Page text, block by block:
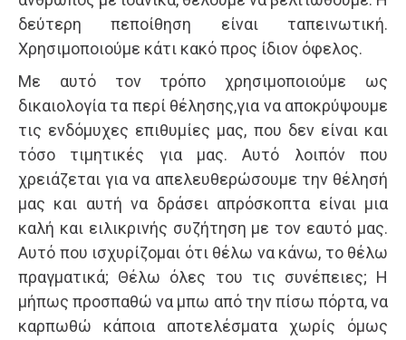
δεύτερη πεποίθηση είναι ταπεινωτική.
Χρησιμοποιούμε κάτι κακό προς ίδιον όφελος.
Με αυτό τον τρόπο χρησιμοποιούμε ως
δικαιολογία τα περί θέλησης,για να αποκρύψουμε
τις ενδόμυχες επιθυμίες μας, που δεν είναι και
τόσο τιμητικές για μας. Αυτό λοιπόν που
χρειάζεται για να απελευθερώσουμε την θέλησή
μας και αυτή να δράσει απρόσκοπτα είναι μια
καλή και ειλικρινής συζήτηση με τον εαυτό μας.
Αυτό που ισχυρίζομαι ότι θέλω να κάνω, το θέλω
πραγματικά; Θέλω όλες του τις συνέπειες; Η
μήπως προσπαθώ να μπω από την πίσω πόρτα, να
καρπωθώ κάποια αποτελέσματα χωρίς όμως